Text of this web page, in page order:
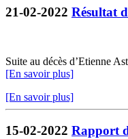
21-02-2022 Résultat
Suite au décès d’Etienne
[En savoir plus]
[En savoir plus]
15-02-2022 Rapport